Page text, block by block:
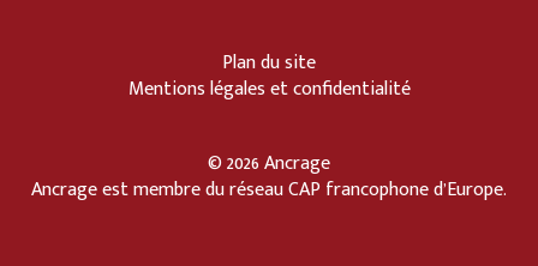
Plan du site
Mentions légales et confidentialité
© 2026 Ancrage
Ancrage est membre duréseau CAP francophone d’Europe.